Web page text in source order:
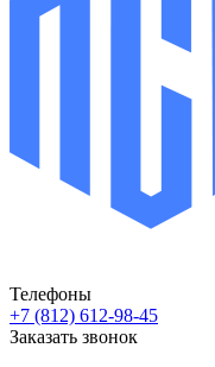
Телефоны
+7 (812) 612-98-45
Заказать звонок